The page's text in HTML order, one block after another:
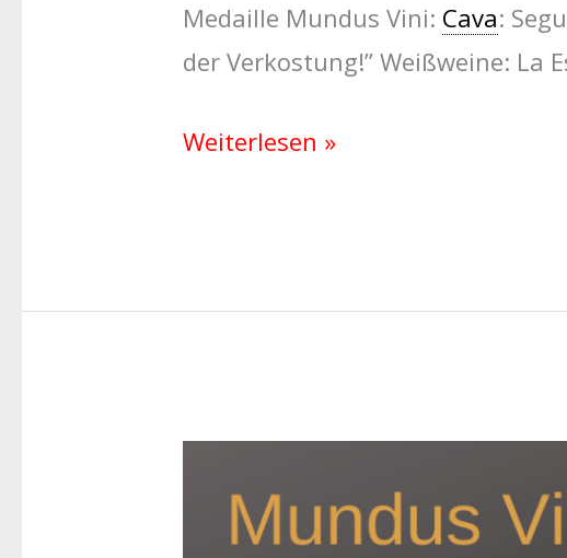
Medaille Mundus Vini: Cava:
der Verkostung!” Weißweine: La
Weiterlesen »
Cava
Rose